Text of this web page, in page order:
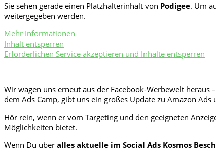
Sie sehen gerade einen Platzhalterinhalt von Podigee. Um
weitergegeben werden.
Mehr Informationen
Inhalt entsperren
Erforderlichen Service akzeptieren und Inhalte entsperren
Wir wagen uns erneut aus der Facebook-Werbewelt
dem Ads Camp, gibt uns ein großes Update zu Amazon
Hör rein, wenn er vom Targeting und den geeigneten
Möglichkeiten bietet.
Wenn Du über alles aktuelle im Social Ads Kosmos